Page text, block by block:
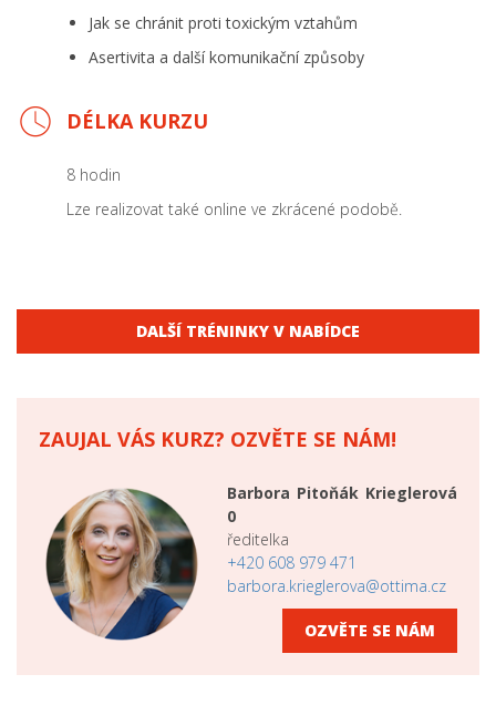
Jak se chránit proti toxickým vztahům
Asertivita a další komunikační způsoby
DÉLKA KURZU
8 hodin
Lze realizovat také online ve zkrácené podobě.
DALŠÍ TRÉNINKY V NABÍDCE
ZAUJAL VÁS KURZ? OZVĚTE SE NÁM!
Barbora Pitoňák Krieglerová
0
ředitelka
+420 608 979 471
barbora.krieglerova@ottima.cz
OZVĚTE SE NÁM